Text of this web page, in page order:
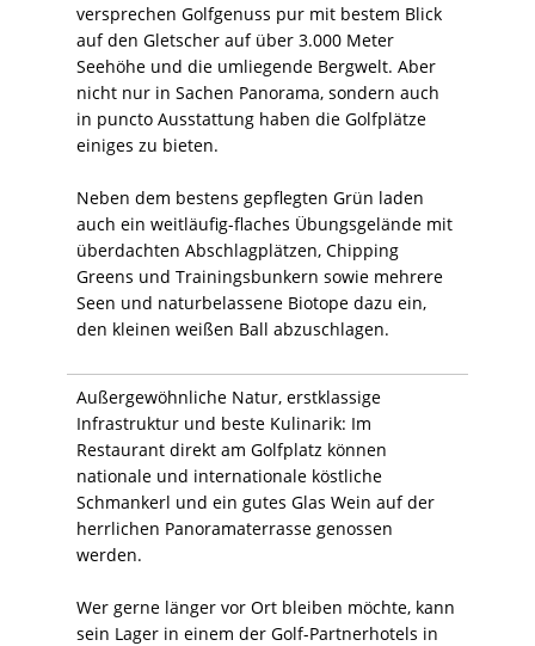
versprechen Golfgenuss pur mit bestem Blick
auf den Gletscher auf über 3.000 Meter
Seehöhe und die umliegende Bergwelt. Aber
nicht nur in Sachen Panorama, sondern auch
in puncto Ausstattung haben die Golfplätze
einiges zu bieten.
Neben dem bestens gepflegten Grün laden
auch ein weitläufig-flaches Übungsgelände mit
überdachten Abschlagplätzen, Chipping
Greens und Trainingsbunkern sowie mehrere
Seen und naturbelassene Biotope dazu ein,
den kleinen weißen Ball abzuschlagen.
Außergewöhnliche Natur, erstklassige
Infrastruktur und beste Kulinarik: Im
Restaurant direkt am Golfplatz können
nationale und internationale köstliche
Schmankerl und ein gutes Glas Wein auf der
herrlichen Panoramaterrasse genossen
werden.
Wer gerne länger vor Ort bleiben möchte, kann
sein Lager in einem der Golf-Partnerhotels in